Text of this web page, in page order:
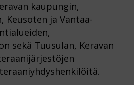
kaupungin,
Keusoten ja Vantaa-
sekä Tuusulan, Keravan